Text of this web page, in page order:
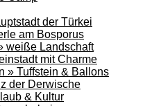
der Türkei
am Bosporus
weiße Landschaft
mit Charme
» Tuffstein & Ballons
der Derwische
& Kultur